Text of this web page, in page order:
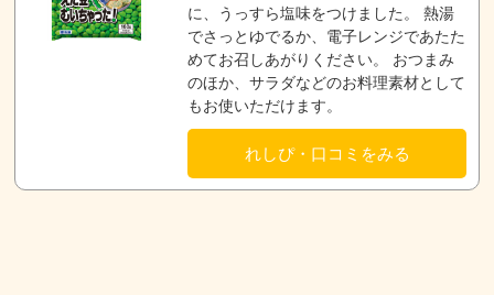
に、うっすら塩味をつけました。 熱湯
でさっとゆでるか、電子レンジであたた
めてお召しあがりください。 おつまみ
のほか、サラダなどのお料理素材として
もお使いただけます。
れしぴ・口コミをみる